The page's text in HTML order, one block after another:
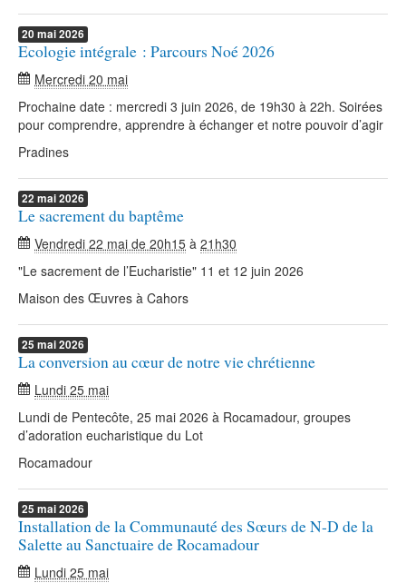
20 mai2026
Ecologie intégrale : Parcours Noé 2026
Mercredi 20 mai
Prochaine date : mercredi 3 juin 2026, de 19h30 à 22h. Soirées
pour comprendre, apprendre à échanger et notre pouvoir d’agir
Pradines
22 mai2026
Le sacrement du baptême
Vendredi 22 mai de 20h15 à 21h30
"Le sacrement de l’Eucharistie" 11 et 12 juin 2026
Maison des Œuvres à Cahors
25 mai2026
La conversion au cœur de notre vie chrétienne
Lundi 25 mai
Lundi de Pentecôte, 25 mai 2026 à Rocamadour, groupes
d’adoration eucharistique du Lot
Rocamadour
25 mai2026
Installation de la Communauté des Sœurs de N-D de la
Salette au Sanctuaire de Rocamadour
Lundi 25 mai